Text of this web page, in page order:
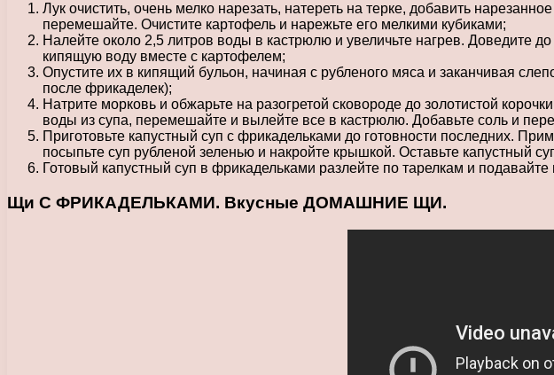
Лук очистить, очень мелко нарезать, натереть на терке, добавить
перемешайте. Очистите картофель и нарежьте его мелкими кубиками;
Налейте около 2,5 литров воды в кастрюлю и увеличьте нагрев. Доведите
кипящую воду вместе с картофелем;
Опустите их в кипящий бульон, начиная с рубленого мяса и заканчивая
после фрикаделек);
Натрите морковь и обжарьте на разогретой сковороде до золотистой
воды из супа, перемешайте и вылейте все в кастрюлю. Добавьте соль и
Приготовьте капустный суп с фрикадельками до готовности последних.
посыпьте суп рубленой зеленью и накройте крышкой. Оставьте капустный
Готовый капустный суп в фрикадельками разлейте по тарелкам и
Щи С ФРИКАДЕЛЬКАМИ. Вкусные ДОМАШНИЕ ЩИ.